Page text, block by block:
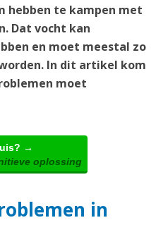
hebben te kampen met
Dat vocht kan
en moet meestal zo
In dit artikel kom
moet
→
oplossing
in